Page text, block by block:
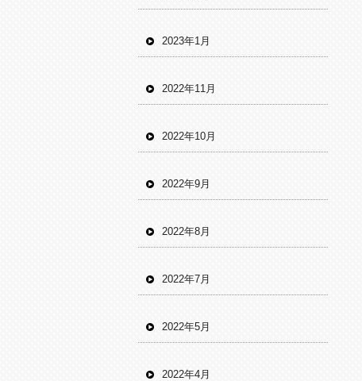
2023年1月
2022年11月
2022年10月
2022年9月
2022年8月
2022年7月
2022年5月
2022年4月